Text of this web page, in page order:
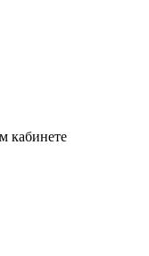
кабинете